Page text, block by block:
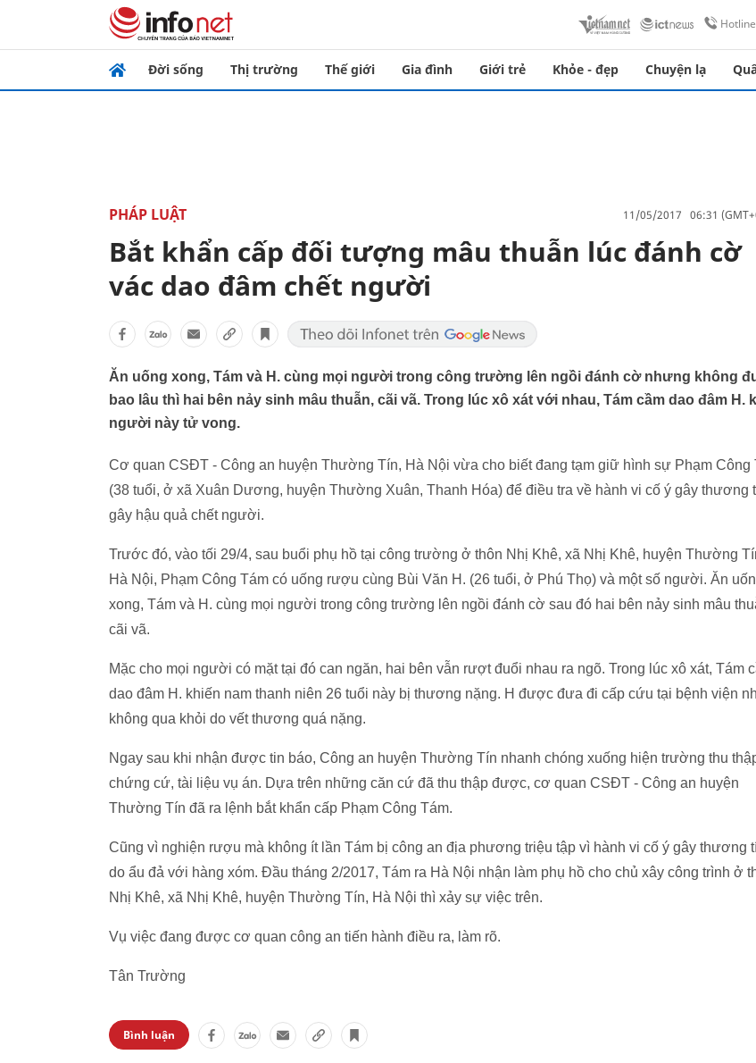
Đời sống Thị trường Thế giới Gia đình Giới trẻ Khỏe - đẹp Chuyện lạ
PHÁP LUẬT 11/05/2017 06:31
Bắt khẩn cấp đối tượng mâu thuẫn lúc đánh cờ
vác dao đâm chết người
Ăn uống xong, Tám và H. cùng mọi người trong công trường lên ngồi đánh cờ nhưng không
bao lâu thì hai bên nảy sinh mâu thuẫn, cãi vã. Trong lúc xô xát với nhau, Tám cầm dao đâm H.
người này tử vong.
Cơ quan CSĐT - Công an huyện Thường Tín, Hà Nội vừa cho biết đang tạm giữ hình sự Phạm Công
(38 tuổi, ở xã Xuân Dương, huyện Thường Xuân, Thanh Hóa) để điều tra về hành vi cố ý gây thương
gây hậu quả chết người.
Trước đó, vào tối 29/4, sau buổi phụ hồ tại công trường ở thôn Nhị Khê, xã Nhị Khê, huyện Thường
Hà Nội, Phạm Công Tám có uống rượu cùng Bùi Văn H. (26 tuổi, ở Phú Thọ) và một số người. Ăn
xong, Tám và H. cùng mọi người trong công trường lên ngồi đánh cờ sau đó hai bên nảy sinh mâu
cãi vã.
Mặc cho mọi người có mặt tại đó can ngăn, hai bên vẫn rượt đuổi nhau ra ngõ. Trong lúc xô xát, Tám
dao đâm H. khiến nam thanh niên 26 tuổi này bị thương nặng. H được đưa đi cấp cứu tại bệnh viện
không qua khỏi do vết thương quá nặng.
Ngay sau khi nhận được tin báo, Công an huyện Thường Tín nhanh chóng xuống hiện trường thu
chứng cứ, tài liệu vụ án. Dựa trên những căn cứ đã thu thập được, cơ quan CSĐT - Công an huyện
Thường Tín đã ra lệnh bắt khẩn cấp Phạm Công Tám.
Cũng vì nghiện rượu mà không ít lần Tám bị công an địa phương triệu tập vì hành vi cố ý gây thương
do ẩu đả với hàng xóm. Đầu tháng 2/2017, Tám ra Hà Nội nhận làm phụ hồ cho chủ xây công trình ở
Nhị Khê, xã Nhị Khê, huyện Thường Tín, Hà Nội thì xảy sự việc trên.
Vụ việc đang được cơ quan công an tiến hành điều ra, làm rõ.
Tân Trường
Bình luận